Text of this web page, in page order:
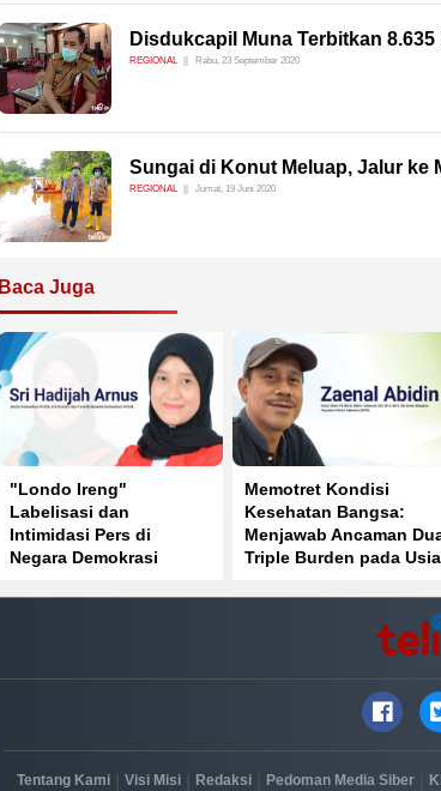
Disdukcapil Muna Terbitkan 8.635
REGIONAL Rabu, 23 September 2020
Sungai di Konut Meluap, Jalur ke
REGIONAL Jumat, 19 Juni 2020
Baca Juga
"Londo Ireng"
Labelisasi dan
Intimidasi Pers di
Negara Demokrasi
Memotret Kondisi
Kesehatan Bangsa:
Menjawab Ancaman
Triple Burden pada Usia
Tentang Kami Visi Misi Redaksi Pedoman Media Siber